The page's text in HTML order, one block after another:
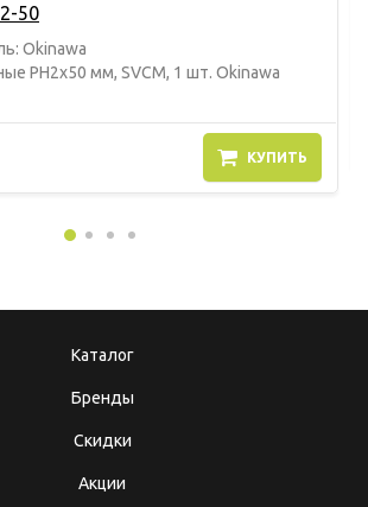
50
Okinawa
PH2x50 мм, SVCM, 1 шт. Okinawa
КУПИТЬ
Каталог
Бренды
Скидки
Акции